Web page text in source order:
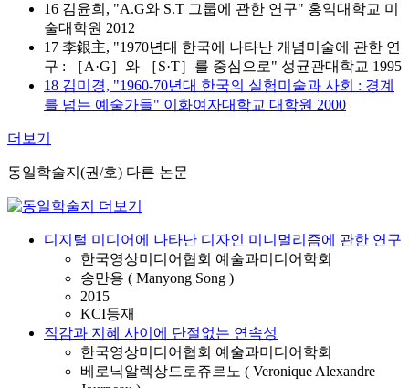
16 김윤희, "A.G와 S.T 그룹에 관한 연구" 홍익대학교 미
술대학원 2012
17 李銀主, "1970년대 한국에 나타난 개념미술에 관한 연
구 : ［A·G］와 ［S·T］를 중심으로" 성균관대학교 1995
18 김미경, "1960-70년대 한국의 실험미술과 사회 : 경계
를 넘는 예술가들" 이화여자대학교 대학원 2000
더보기
동일학술지(권/호) 다른 논문
디지털 미디어에 나타난 디자인 미니멀리즘에 관한 연구
한국영상미디어협회 예술과미디어학회
송만용 ( Manyong Song )
2015
KCI등재
직감과 지혜 사이에 단절없는 연속성
한국영상미디어협회 예술과미디어학회
베로닉알렉상드로쥬르노 ( Veronique Alexandre